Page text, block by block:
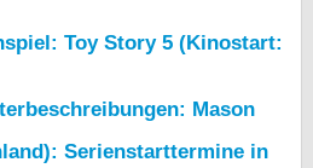
Toy Story 5 (Kinostart:
Mason
Serienstarttermine in